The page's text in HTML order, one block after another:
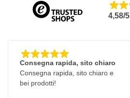
4,58/5
Consegna rapida, sito chiaro
Consegna rapida, sito chiaro e
bei prodotti!